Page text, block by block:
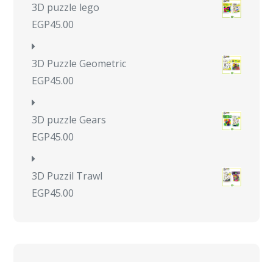
3D puzzle lego
EGP45.00
3D Puzzle Geometric
EGP45.00
3D puzzle Gears
EGP45.00
3D Puzzil Trawl
EGP45.00